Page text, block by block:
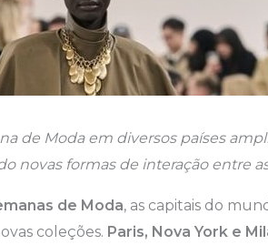
de Moda em diversos países
novas formas de interação entre
de Moda, as capitais do
coleções. Paris, Nova York e